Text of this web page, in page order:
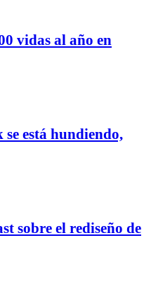
vidas al año en
está hundiendo,
sobre el rediseño de